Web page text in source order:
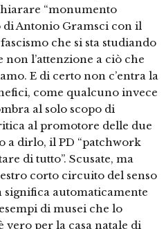
“monumento
di Antonio Gramsci con il
che si sta studiando
non l’attenzione a ciò che
E di certo non c’entra la
come qualcuno invece
al solo scopo di
al promotore delle due
a dirlo, il PD “patchwork
di tutto”. Scusate, ma
corto circuito del senso
significa automaticamente
di musei che lo
vero per la casa natale di